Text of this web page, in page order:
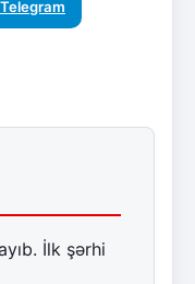
Telegram
İlk şərhi